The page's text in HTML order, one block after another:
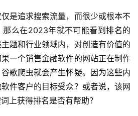
是追求搜索流量，而很少或根本不
那么在2023年就不可能看到排名的
题和行业领域内，对创造有价值的
一个销售金融软件的网站正在制作
歌爬虫就会产生怀疑。因为这些内
件客户的目标受众？或者说，该网
上获得排名是否有帮助？